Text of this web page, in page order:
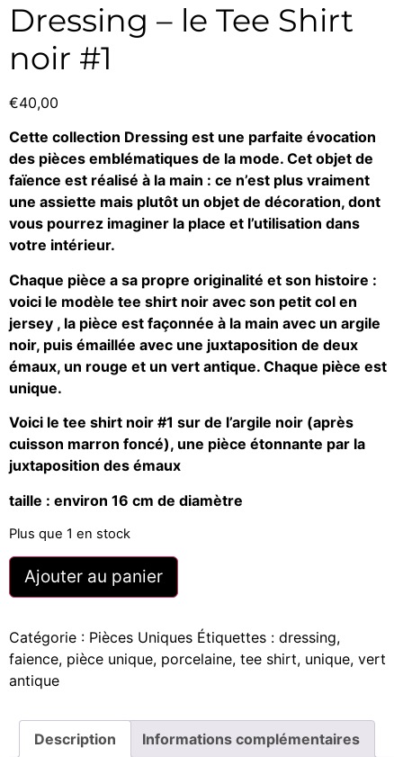
Dressing – le Tee Shirt
noir #1
€40,00
Cette collection Dressing est une parfaite évocation
des pièces emblématiques de la mode. Cet objet de
faïence est réalisé à la main : ce n’est plus vraiment
une assiette mais plutôt un objet de décoration, dont
vous pourrez imaginer la place et l’utilisation dans
votre intérieur.
Chaque pièce a sa propre originalité et son histoire :
voici le modèle tee shirt noir avec son petit col en
jersey , la pièce est façonnée à la main avec un argile
noir, puis émaillée avec une juxtaposition de deux
émaux, un rouge et un vert antique. Chaque pièce est
unique.
Voici le tee shirt noir #1 sur de l’argile noir (après
cuisson marron foncé), une pièce étonnante par la
juxtaposition des émaux
taille : environ 16 cm de diamètre
Plus que 1 en stock
Ajouter au panier
Catégorie : Pièces Uniques Étiquettes : dressing,
faience, pièce unique, porcelaine, tee shirt, unique, vert
antique
Description Informations complémentaires